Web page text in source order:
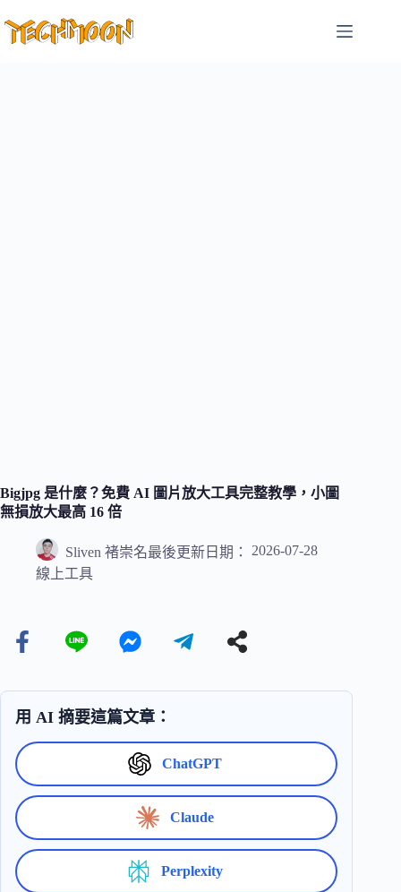
至
Bigjpg 是什麼？免費 AI 圖片放大工具完整教學，小圖
無損放大最高 16 倍
Sliven 褚崇名最後更新日期：
2026-07-28
線上工具
用 AI 摘要這篇文章：
ChatGPT
Claude
Perplexity